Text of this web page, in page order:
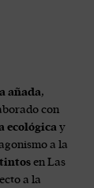
añada,
con
ecológica y
a la
tintosen Las
a la